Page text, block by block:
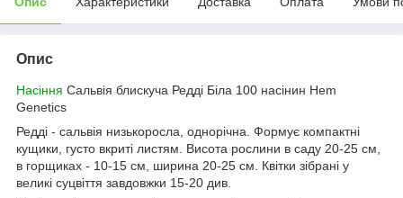
Опис
Насіння Сальвія блискуча Редді Біла 100 насінин Hem
Genetics
Редді - сальвія низькоросла, однорічна. Формує компактні
кущики, густо вкриті листям. Висота рослини в саду 20-25 см,
в горщиках - 10-15 см, ширина 20-25 см. Квітки зібрані у
великі суцвіття завдовжки 15-20 див.